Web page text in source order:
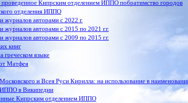
проведенное Кипрским отделением ИППО побратимство городов
отделения ИППО
журналов авторами с 2022 г.
журналов авторами с 2015 по 2021 г.г.
журналов авторами с 2009 по 2015 г.г.
книг
греческом языке
Матфея
и Всея Руси Кирилла: на использование в
в Википедии
Кипрским отделением ИППО